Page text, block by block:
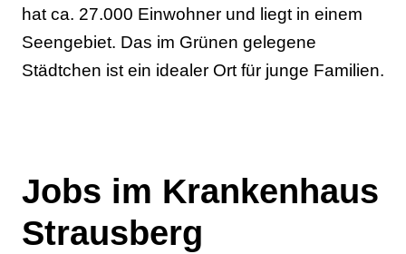
hat ca. 27.000 Einwohner und liegt in einem
Seengebiet. Das im Grünen gelegene
Städtchen ist ein idealer Ort für junge Familien.
Jobs im Krankenhaus
Strausberg